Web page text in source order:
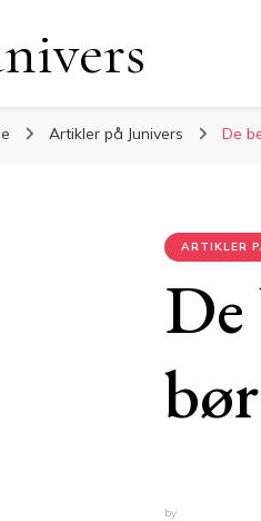
Artikler på Junivers De
ARTIKLER
by